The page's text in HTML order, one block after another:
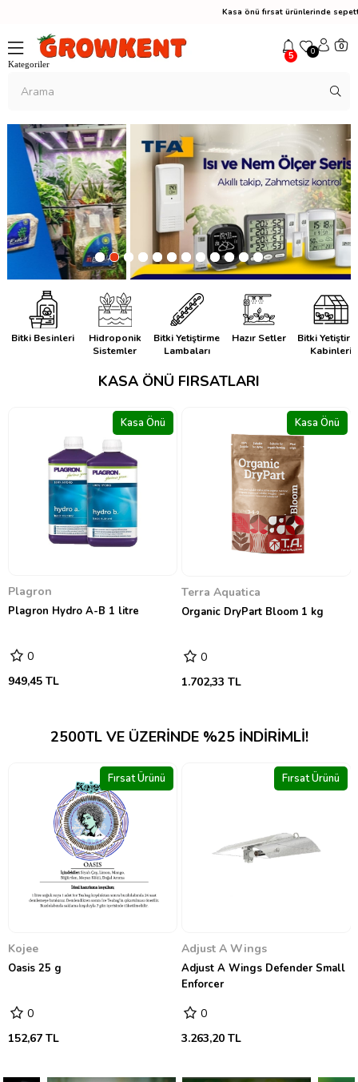
Kasa önü fırsat ürünlerinde sepette
5 0 0
Bitki Besinleri
Hidroponik
Sistemler
Bitki Yetiştirme
Lambaları
Hazır Setler
Bitki
Kabinleri
KASA ÖNÜ FIRSATLARI
Terra Aquatica
Organic DryPart Bloom 1 kg
0
1.702,33 TL
Kasa Önü
GreenPlanet Nutrients
GreenPlanet Dual Fuel 1&2 4
13.281,41 TL
Kasa Önü
2500TL VE ÜZERINDE %25 INDIRIMLI!
Adjust A Wings
Adjust A Wings Defender Small
3.263,20 TL
Fırsat Ürünü
Bio Hesi Grow 500 ml
Fırsat Ürünü